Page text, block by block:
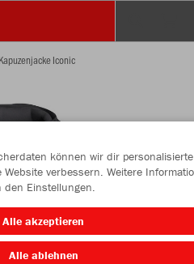
Iconic
können wir dir personalisierte
verbessern. Weitere
den Einstellungen.
Alle akzeptieren
Alle ablehnen